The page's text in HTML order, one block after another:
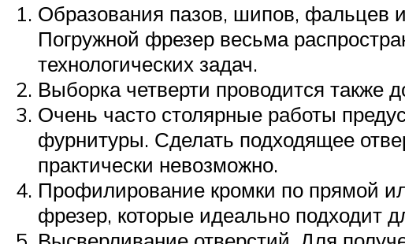
Образования пазов, шипов, фальцев
Погружной фрезер весьма
технологических задач.
Выборка четверти проводится также
Очень часто столярные работы
фурнитуры. Сделать подходящее
практически невозможно.
Профилирование кромки по прямой
фрезер, которые идеально подходит